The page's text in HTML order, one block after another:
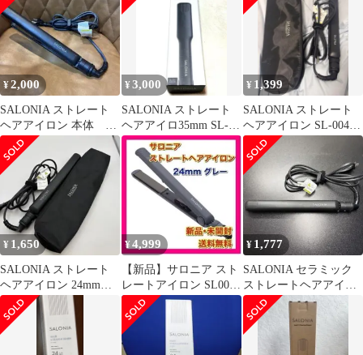
¥2,000
SALONIA ストレート
ヘアアイロン 本体
SL-004S
¥3,000
SALONIA ストレート
ヘアアイロ35mm SL-
004 新品未使用
¥ 1,399
SALONIA ストレート
ヘアアイロン SL-004S
本体
¥ 1,650
SALONIA ストレート
ヘアアイロン 24mm
SL-004S サロニア
¥ 4,999
【新品】サロニア スト
レートアイロン SL004S
24mm グレー
¥ 1,777
SALONIA セラミック
ストレートヘアアイロ
ン ブラック